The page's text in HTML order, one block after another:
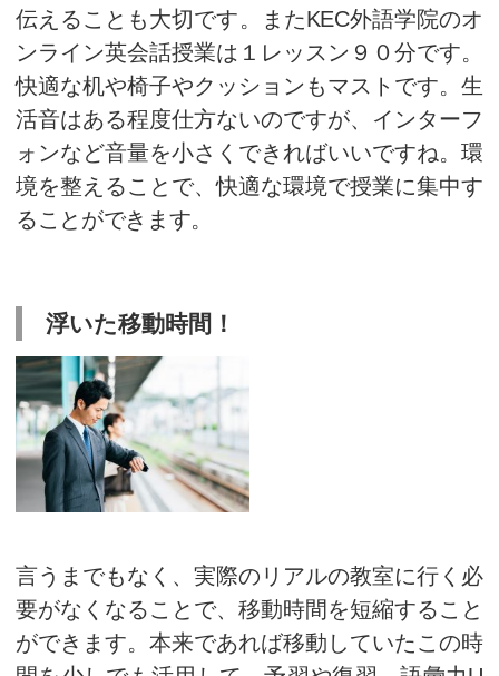
今日はオンライン英会話レッス
するための方法をお伝えしたい
目次
1オンライン英会話の環境づ
2浮いた移動時間！
3なりきる！
オンライン英会話の環境づ
オンラインで英会話レッスンを